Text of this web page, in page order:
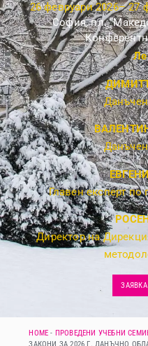
26 февруари 2026– 27
София, пл.
Главен експерт
Директор на
HOME - ПРОВЕДЕНИ УЧЕБНИ